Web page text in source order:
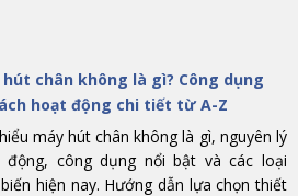
hút chân không là gì? Công dụng
hoạt động chi tiết từ A-Z
máy hút chân không là gì, nguyên lý
động, công dụng nổi bật và các loại
hiện nay. Hướng dẫn lựa chọn thiết